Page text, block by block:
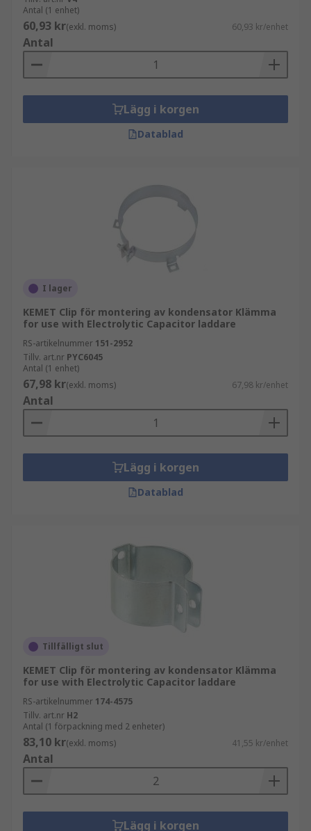
Antal (1 enhet)
60,93 kr(exkl. moms) 60,93 kr/enhet
Antal
Lägg i korgen
Datablad
I lager
KEMET Clip för montering av kondensator Klämma
for use with Electrolytic Capacitor laddare
RS-artikelnummer 151-2952
Tillv. art.nr PYC6045
Antal (1 enhet)
67,98 kr(exkl. moms) 67,98 kr/enhet
Antal
Lägg i korgen
Datablad
Tillfälligt slut
KEMET Clip för montering av kondensator Klämma
for use with Electrolytic Capacitor laddare
RS-artikelnummer 174-4575
Tillv. art.nr H2
Antal (1 förpackning med 2 enheter)
83,10 kr(exkl. moms) 41,55 kr/enhet
Antal
Lägg i korgen